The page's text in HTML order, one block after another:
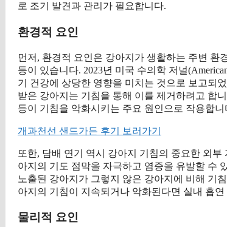
로 조기 발견과 관리가 필요합니다.
환경적 요인
먼저, 환경적 요인은 강아지가 생활하는 주변 환
등이 있습니다. 2023년 미국 수의학 저널
기 건강에 상당한 영향을 미치는 것으로 보고되
받은 강아지는 기침을 통해 이를 제거하려고 합
등이 기침을 악화시키는 주요 원인으로 작용합니
개과천선 샌드가든 후기 보러가기
또한, 담배 연기 역시 강아지 기침의 중요한 외
아지의 기도 점막을 자극하고 염증을 유발할 수
노출된 강아지가 그렇지 않은 강아지에 비해 기
아지의 기침이 지속되거나 악화된다면 실내 흡
물리적 요인